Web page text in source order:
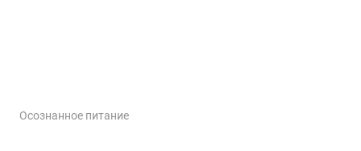
Осознанное питание